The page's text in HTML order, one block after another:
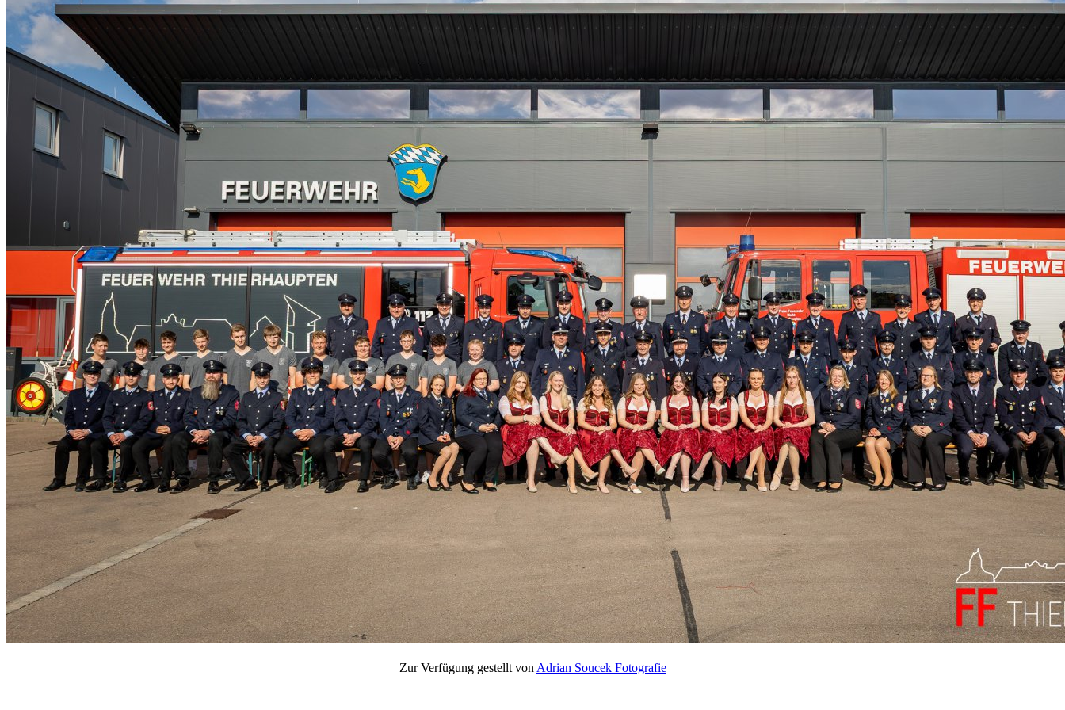
Zur Verfügung gestellt von Adrian Soucek Fotografie